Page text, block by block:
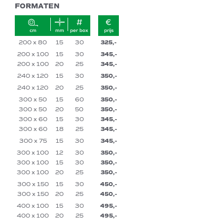
FORMATEN
cm mm per box prijs
200 x 80 15 30
325,-
200 x 100
15 30
345,-
200 x 100
20 25
345,-
240 x 120
15 30
350,-
240 x 120
20 25
350,-
300 x 50
15 60
350,-
300 x 50
20 50
350,-
300 x 60
15 30
345,-
300 x 60
18 25
345,-
300 x 75
15 30
345,-
300 x 100
12 30
350,-
300 x 100
15 30
350,-
300 x 100
20 25
350,-
300 x 150
15 30
450,-
300 x 150
20 25
450,-
400 x 100
15 30
495,-
400 x 100
20 25 495,-